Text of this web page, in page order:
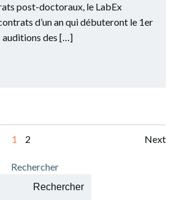
post-doctoraux, le LabEx
d’un an qui débuteront le 1er
auditions des […]
Page
1 Page
2 Next
Rechercher
Rechercher